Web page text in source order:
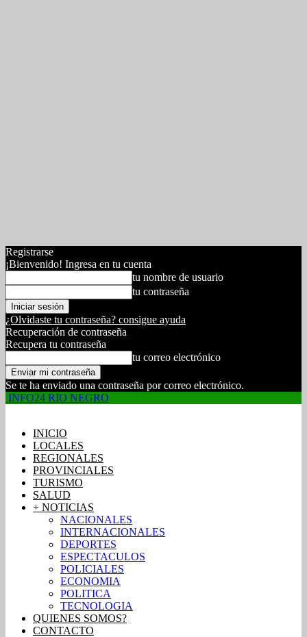
Registrarse
¡Bienvenido! Ingresa en tu cuenta
tu nombre de usuario
tu contraseña
¿Olvidaste tu contraseña? consigue ayuda
Recuperación de contraseña
Recupera tu contraseña
tu correo electrónico
Se te ha enviado una contraseña por correo electrónico.
INFO24 RIO NEGRO
INICIO
LOCALES
REGIONALES
PROVINCIALES
TURISMO
SALUD
+ NOTICIAS
NACIONALES
INTERNACIONALES
DEPORTES
ESPECTACULOS
POLICIALES
ECONOMIA
POLITICA
TECNOLOGIA
QUIENES SOMOS?
CONTACTO